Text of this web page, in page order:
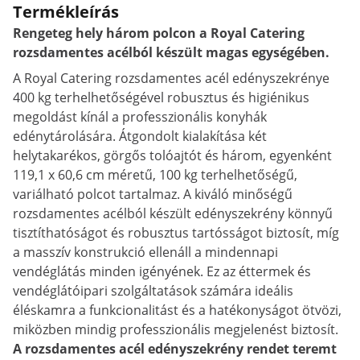
Termékleírás
Rengeteg hely három polcon a Royal Catering
rozsdamentes acélból készült magas egységében.
A Royal Catering rozsdamentes acél edényszekrénye
400 kg terhelhetőségével robusztus és higiénikus
megoldást kínál a professzionális konyhák
edénytárolására. Átgondolt kialakítása két
helytakarékos, görgős tolóajtót és három, egyenként
119,1 x 60,6 cm méretű, 100 kg terhelhetőségű,
variálható polcot tartalmaz. A kiváló minőségű
rozsdamentes acélból készült edényszekrény könnyű
tisztíthatóságot és robusztus tartósságot biztosít, míg
a masszív konstrukció ellenáll a mindennapi
vendéglátás minden igényének. Ez az éttermek és
vendéglátóipari szolgáltatások számára ideális
éléskamra a funkcionalitást és a hatékonyságot ötvözi,
miközben mindig professzionális megjelenést biztosít.
A rozsdamentes acél edényszekrény rendet teremt